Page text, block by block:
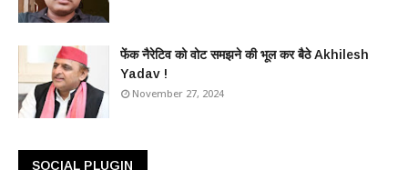
फेंक नैरेटिव को वोट समझने की भूल कर बैठे Akhilesh
Yadav !
November 27, 2024
SOCIAL PLUGIN